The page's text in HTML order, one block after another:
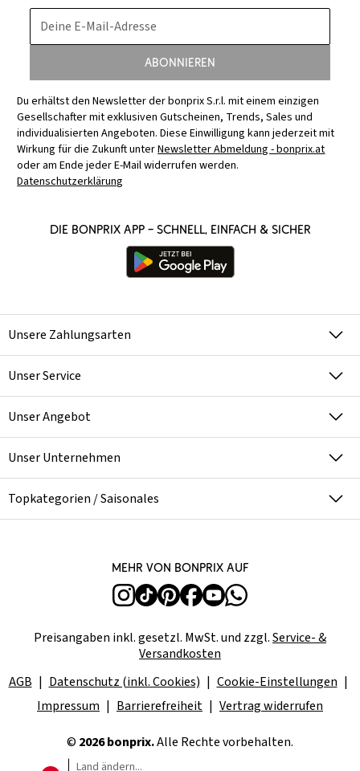
Deine E-Mail-Adresse
Abonnieren
Du erhältst den Newsletter der bonprix S.r.l. mit einem einzigen
Gesellschafter mit exklusiven Gutscheinen, Trends, Sales und
individualisierten Angeboten. Diese Einwilligung kann jederzeit mit
Wirkung für die Zukunft unterNewsletter Abmeldung - bonprix.at
oder am Ende jeder E-Mail widerrufen werden.
Datenschutzerklärung
Die bonprix App – schnell, einfach & sicher
Unsere Zahlungsarten
Unser Service
Unser Angebot
Unser Unternehmen
Topkategorien / Saisonales
Mehr von bonprix auf
Preisangaben inkl. gesetzl. MwSt. und zzgl.Service- &
Versandkosten
AGB
Datenschutz (inkl. Cookies)
Cookie-Einstellungen
Impressum
Barrierefreiheit Vertrag widerrufen
© 2026 bonprix.Alle Rechte vorbehalten.
Land ändern...